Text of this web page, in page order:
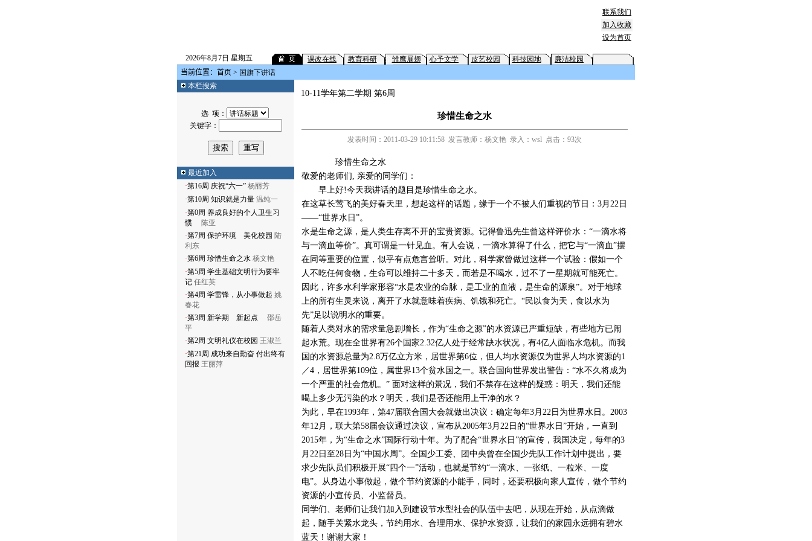
联系我们
加入收藏
设为首页
2026年8月7日 星期五 课改在线 教育科研 企 雏鹰展翅 心予文学 皮艺校园 科技园地
廉洁校园
当前位置： 首页 > 国旗下讲话
本栏搜索
选 项：
关键字：
最近加入
·第16周 庆祝“六一” 杨丽芳
·第10周 知识就是力量 温纯一
·第0周 养成良好的个人卫生习
惯
陈亚
·第7周 保护环境 美化校园 陆
利东
·第6周 珍惜生命之水 杨文艳
·第5周 学生基础文明行为要牢
记 任红英
·第4周 学雷锋，从小事做起 姚
春花
·第3周 新学期 新起点
邵岳
平
·第2周 文明礼仪在校园 王淑兰
·第21周 成功来自勤奋 付出终有
回报 王丽萍
10-11学年第二学期 第6周
珍惜生命之水
发表时间：2011-03-29 10:11:58 发言教师：杨文艳 录入：wsl 点击：93次
珍惜生命之水
敬爱的老师们, 亲爱的同学们：
早上好!今天我讲话的题目是珍惜生命之水。
在这草长莺飞的美好春天里，想起这样的话题，缘于一个不被人们重视的节日：3月22日
——“世界水日”。
水是生命之源，是人类生存离不开的宝贵资源。记得鲁迅先生曾这样评价水：“一滴水将
与一滴血等价”。真可谓是一针见血。有人会说，一滴水算得了什么，把它与“一滴血”摆
在同等重要的位置，似乎有点危言耸听。对此，科学家曾做过这样一个试验：假如一个
人不吃任何食物，生命可以维持二十多天，而若是不喝水，过不了一星期就可能死亡。
因此，许多水利学家形容“水是农业的命脉，是工业的血液，是生命的源泉”。对于地球
上的所有生灵来说，离开了水就意味着疾病、饥饿和死亡。“民以食为天，食以水为
先”足以说明水的重要。
随着人类对水的需求量急剧增长，作为“生命之源”的水资源已严重短缺，有些地方已闹
起水荒。现在全世界有26个国家2.32亿人处于经常缺水状况，有4亿人面临水危机。而我
国的水资源总量为2.8万亿立方米，居世界第6位，但人均水资源仅为世界人均水资源的1
／4，居世界第109位，属世界13个贫水国之一。联合国向世界发出警告：“水不久将成为
一个严重的社会危机。” 面对这样的景况，我们不禁存在这样的疑惑：明天，我们还能
喝上多少无污染的水？明天，我们是否还能用上干净的水？
为此，早在1993年，第47届联合国大会就做出决议：确定每年3月22日为世界水日。2003
年12月，联大第58届会议通过决议，宣布从2005年3月22日的“世界水日”开始，一直到
2015年，为“生命之水”国际行动十年。为了配合“世界水日”的宣传，我国决定，每年的3
月22日至28日为“中国水周”。全国少工委、团中央曾在全国少先队工作计划中提出，要
求少先队员们积极开展“四个一”活动，也就是节约“一滴水、一张纸、一粒米、一度
电”。从身边小事做起，做个节约资源的小能手，同时，还要积极向家人宣传，做个节约
资源的小宣传员、小监督员。
同学们、老师们让我们加入到建设节水型社会的队伍中去吧，从现在开始，从点滴做
起，随手关紧水龙头，节约用水、合理用水、保护水资源，让我们的家园永远拥有碧水
蓝天！谢谢大家！